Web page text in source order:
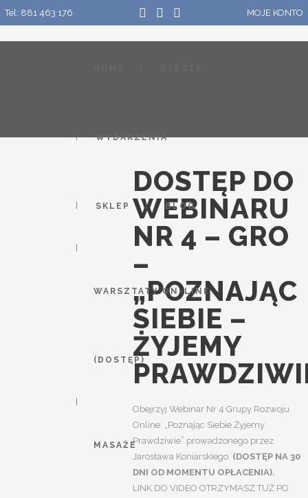
Tel: 881 463 176 MOJE KONTO
WYDARZENIA
SKLEP BLOG
WARSZTATY ON-LINE
(DOSTĘP)
MASAŻE
DOSTĘP DO
WEBINARU
NR 4 – GRO
–
„POZNAJĄC
SIEBIE –
ŻYJEMY
Obejrzyj Webinar Nr 4 Grupy Rozwoju
Online: „Poznając Siebie Żyjemy
Prawdziwie” prowadzonego przez
Jarosława Koniarskiego. (DOSTĘP NA 30
DNI OD MOMENTU OPŁACENIA).
LINK DO VIDEO OTRZYMASZ TUŻ PO